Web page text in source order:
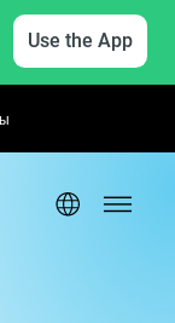
Use the App
бронирование